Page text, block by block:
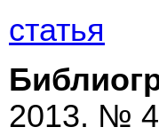
статья
2013. №